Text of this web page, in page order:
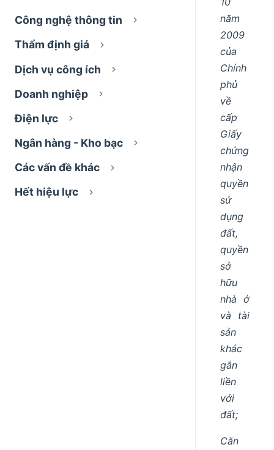
Công nghệ thông tin
Thẩm định giá
Dịch vụ công ích
Doanh nghiệp
Điện lực
Ngân hàng - Kho bạc
Các vấn đề khác
Hết hiệu lực
năm
2009
của
Chính
phủ
về
cấp
Giấy
chứng
nhận
quyền
sử
dụng
đất,
quyền
sở
hữu
nhà ở
và tài
sản
khác
gắn
liền
với
đất;
Căn